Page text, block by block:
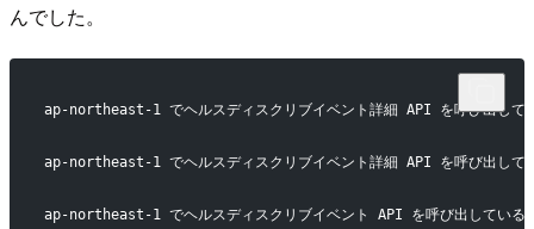
んでした。
ap-northeast-1 でヘルスディスクリブイベント詳細 API を呼び出して
ap-northeast-1 でヘルスディスクリブイベント詳細 API を呼び出して
ap-northeast-1 でヘルスディスクリブイベント API を呼び出している